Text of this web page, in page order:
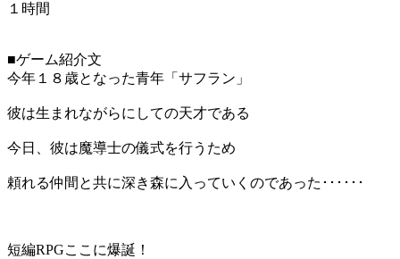
１時間
■ゲーム紹介文
今年１８歳となった青年「サフラン」
彼は生まれながらにしての天才である
今日、彼は魔導士の儀式を行うため
頼れる仲間と共に深き森に入っていくのであった･･････
短編RPGここに爆誕！